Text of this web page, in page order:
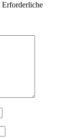
Erforderliche